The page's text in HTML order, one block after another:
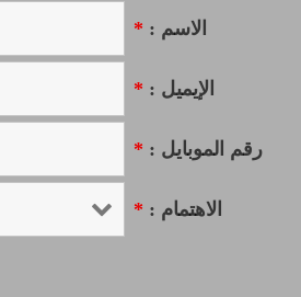
الاسم : *
الإيميل : *
رقم الموبايل : *
الاهتمام : *